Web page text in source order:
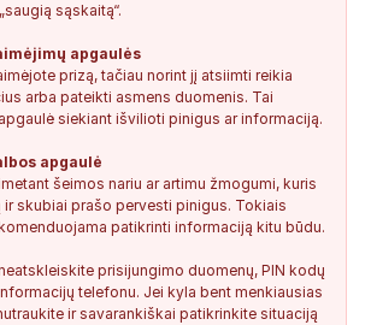
sąskaitą“.
apgaulės
prizą, tačiau norint jį atsiimti reikia
arba pateikti asmens duomenis. Tai
siekiant išvilioti pinigus ar informaciją.
apgaulė
šeimos nariu ar artimu žmogumi, kuris
ir skubiai prašo pervesti pinigus. Tokiais
patikrinti informaciją kitu būdu.
prisijungimo duomenų, PIN kodų
telefonu. Jei kyla bent menkiausias
ir savarankiškai patikrinkite situaciją